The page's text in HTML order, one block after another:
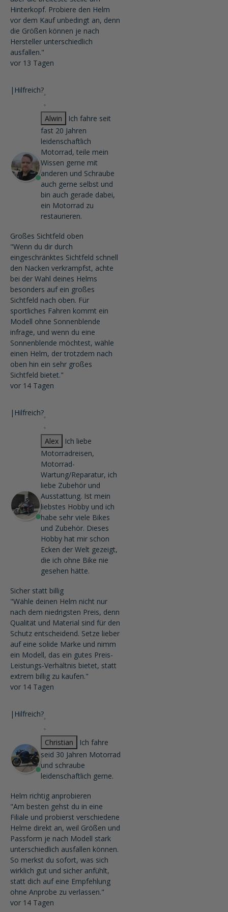
Hinterkopf. Probiere den Helm
vor dem Kauf unbedingt an, denn
die Größen können je nach
Hersteller unterschiedlich
ausfallen."
vor 13 Tagen
| Hilfreich?
Alwin
Ich fahre seit
fast 20 Jahren
leidenschaftlich
Motorrad, teile mein
Wissen gerne mit
anderen und Schraube
auch gerne selbst und
bin auch gerade dabei,
ein Motorrad zu
restaurieren.
Großes Sichtfeld oben
"Wenn du dir durch
eingeschränktes Sichtfeld schnell
den Nacken verkrampfst, achte
bei der Wahl deines Helms
besonders auf ein großes
Sichtfeld nach oben. Für
sportliches Fahren kommt ein
Modell ohne Sonnenblende
infrage, und wenn du eine
Sonnenblende möchtest, wähle
einen Helm, der trotzdem nach
oben hin ein sehr großes
Sichtfeld bietet."
vor 14 Tagen
| Hilfreich?
Alex
Ich liebe
Motorradreisen,
Motorrad-
Wartung/Reparatur, ich
liebe Zubehör und
Ausstattung. Ist mein
liebstes Hobby und ich
habe sehr viele Bikes
und Zubehör. Dieses
Hobby hat mir schon
Ecken der Welt gezeigt,
die ich ohne Bike nie
gesehen hätte.
Sicher statt billig
"Wähle deinen Helm nicht nur
nach dem niedrigsten Preis, denn
Qualität und Material sind für den
Schutz entscheidend. Setze lieber
auf eine solide Marke und nimm
ein Modell, das ein gutes Preis-
Leistungs-Verhältnis bietet, statt
extrem billig zu kaufen."
vor 14 Tagen
| Hilfreich?
Christian
Ich fahre
seid 30 Jahren Motorrad
und schraube
leidenschaftlich gerne.
Helm richtig anprobieren
"Am besten gehst du in eine
Filiale und probierst verschiedene
Helme direkt an, weil Größen und
Passform je nach Modell stark
unterschiedlich ausfallen können.
So merkst du sofort, was sich
wirklich gut und sicher anfühlt,
statt dich auf eine Empfehlung
ohne Anprobe zu verlassen."
vor 14 Tagen